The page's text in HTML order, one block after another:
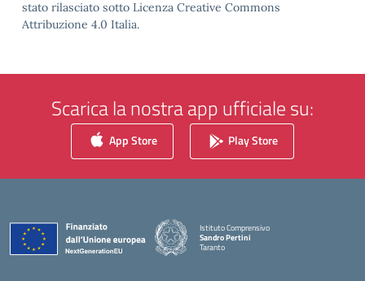
stato rilasciato sotto Licenza Creative Commons
Attribuzione 4.0 Italia.
Scarica la nostra app ufficiale su:
App Store Play Store
Istituto Comprensivo
Sandro Pertini
Taranto